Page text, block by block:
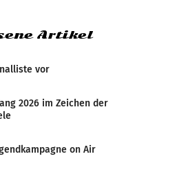
Artikel
vor
2026 im Zeichen der
on Air